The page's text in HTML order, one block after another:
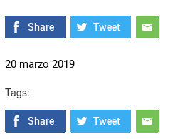
20 marzo 2019
Tags: